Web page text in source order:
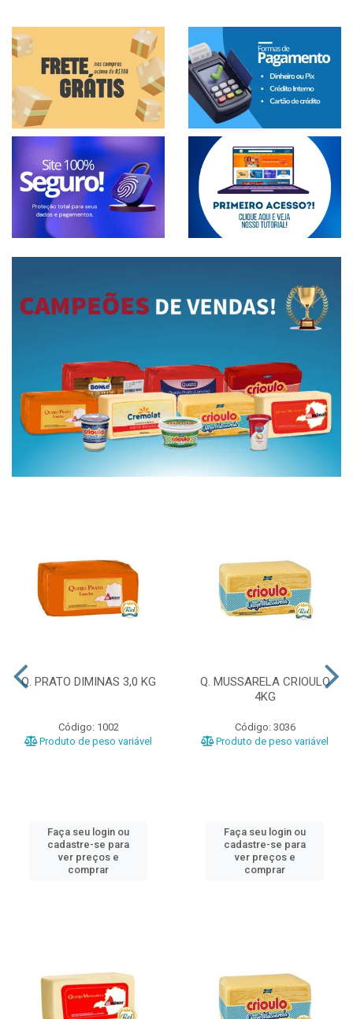
Q. PRATO DIMINAS 3,0 KG
Código: 1002
Produto de peso variável
Faça seu login ou
cadastre-se para
ver preços e
comprar
Q. MUSSARELA CRIOULO
4KG
Código: 3036
Produto de peso variável
Faça seu login ou
cadastre-se para
ver preços e
comprar